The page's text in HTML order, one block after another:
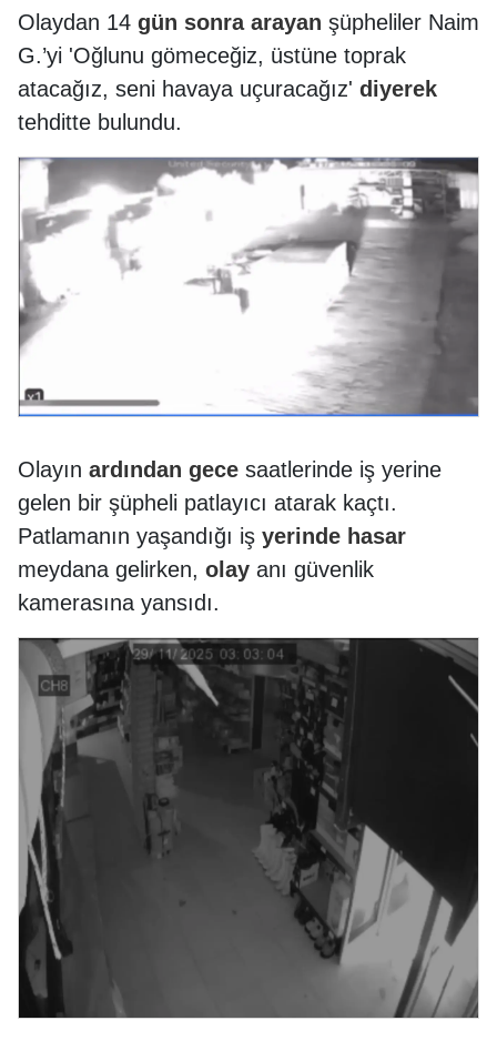
Olaydan 14 gün sonra arayan şüpheliler Naim
G.’yi 'Oğlunu gömeceğiz, üstüne toprak
atacağız, seni havaya uçuracağız' diyerek
tehditte bulundu.
Olayın ardından gece saatlerinde iş yerine
gelen bir şüpheli patlayıcı atarak kaçtı.
Patlamanın yaşandığı iş yerinde hasar
meydana gelirken, olay anı güvenlik
kamerasına yansıdı.